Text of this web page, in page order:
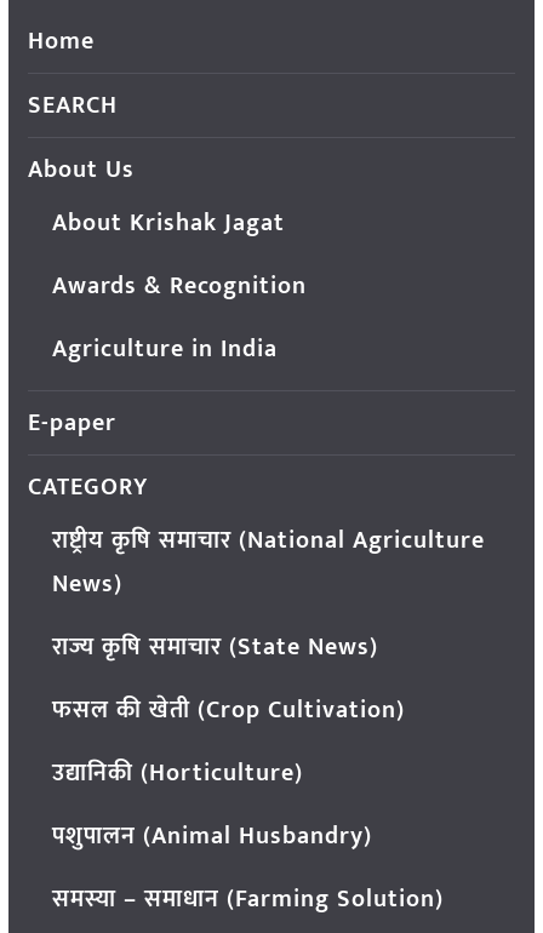
Home
SEARCH
About Us
About Krishak Jagat
Awards & Recognition
Agriculture in India
E-paper
CATEGORY
राष्ट्रीय कृषि समाचार (National Agriculture
News)
राज्य कृषि समाचार (State News)
फसल की खेती (Crop Cultivation)
उद्यानिकी (Horticulture)
पशुपालन (Animal Husbandry)
समस्या – समाधान (Farming Solution)